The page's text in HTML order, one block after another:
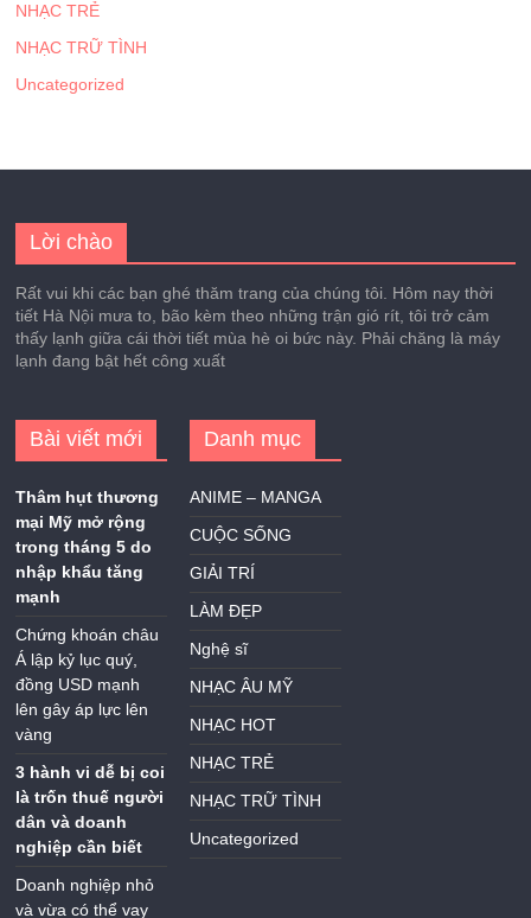
NHẠC TRẺ
NHẠC TRỮ TÌNH
Uncategorized
Lời chào
Rất vui khi các bạn ghé thăm trang của chúng tôi. Hôm nay thời
tiết Hà Nội mưa to, bão kèm theo những trận gió rít, tôi trở cảm
thấy lạnh giữa cái thời tiết mùa hè oi bức này. Phải chăng là máy
lạnh đang bật hết công xuất
Bài viết mới
Thâm hụt thương
mại Mỹ mở rộng
trong tháng 5 do
nhập khẩu tăng
mạnh
Chứng khoán châu
Á lập kỷ lục quý,
đồng USD mạnh
lên gây áp lực lên
vàng
3 hành vi dễ bị coi
là trốn thuế người
dân và doanh
nghiệp cần biết
Doanh nghiệp nhỏ
và vừa có thể vay
Danh mục
ANIME – MANGA
CUỘC SỐNG
GIẢI TRÍ
LÀM ĐẸP
Nghệ sĩ
NHẠC ÂU MỸ
NHẠC HOT
NHẠC TRẺ
NHẠC TRỮ TÌNH
Uncategorized